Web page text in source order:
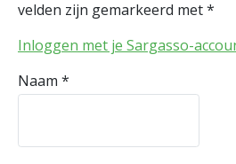
velden zijn gemarkeerd met*
Inloggen met je Sargasso-
Naam *